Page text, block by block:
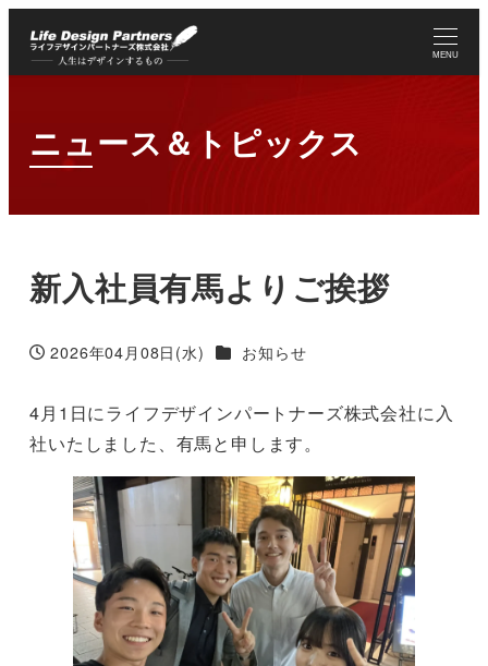
MENU
ニュース＆トピックス
新入社員有馬よりご挨拶
投稿日
2026年04月08日(水) カテゴリー
お知らせ
4月1日にライフデザインパートナーズ株式会社に入
社いたしました、有馬と申します。